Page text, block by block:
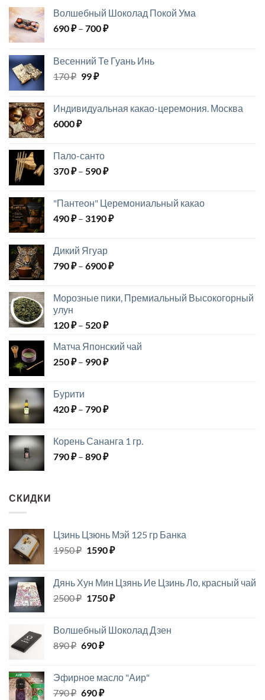
Волшебный Шоколад Покой Ума
690₽ – 700₽Диапазон
–
Весенний Те Гуань Инь
170₽ Первоначальная
170 ₽.
99₽Текущая
Индивидуальная какао-церемония. Москва
6000₽
Пало-санто
370₽ – 590₽Диапазон
–
590 ₽
"Пантеон" Церемониальный какао
490₽ – 3190₽Диапазон
3190 ₽
Дикий Ягуар
790₽ – 6900₽Диапазон
–
Морозные пики, Премиальный Высокогорный
улун
120₽ – 520₽Диапазон
120 ₽
–
Матча Японский чай
250₽ – 990₽Диапазон
990 ₽
Бурити
420₽ – 790₽Диапазон
–
790 ₽
Корень Сананга 1 гр.
790₽ – 890₽Диапазон
СКИДКИ
Цзинь Цзюнь Мэй 125 гр Банка
1950₽ Первоначальная
1950 ₽.
1590₽Текущая
Дянь Хун Мин Цзянь Ие Цзинь Ло, красный чай
2500₽ Первоначальная
2500 ₽.
1750₽Текущая
Волшебный Шоколад Дзен
890₽ Первоначальная
890 ₽.
690₽Текущая
Эфирное масло "Аир"
790₽ Первоначальная
690₽Текущая